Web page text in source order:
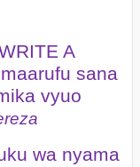
A
sana
vyuo
wa nyama